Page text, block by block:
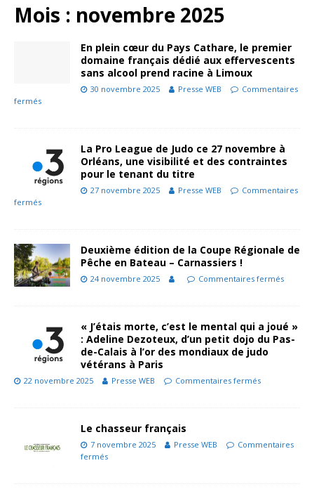
Mois : novembre 2025
En plein cœur du Pays Cathare, le premier
domaine français dédié aux effervescents
sans alcool prend racine à Limoux
30 novembre 2025 Presse WEB
Commentaires
fermés
La Pro League de Judo ce 27 novembre à
Orléans, une visibilité et des contraintes
pour le tenant du titre
27 novembre 2025 Presse WEB
Commentaires
fermés
Deuxième édition de la Coupe Régionale de
Pêche en Bateau – Carnassiers !
24 novembre 2025 Commentaires fermés
« J’étais morte, c’est le mental qui a joué »
: Adeline Dezoteux, d’un petit dojo du Pas-
de-Calais à l’or des mondiaux de judo
vétérans à Paris
22 novembre 2025 Presse WEB Commentaires fermés
Le chasseur français
7 novembre 2025 Presse WEB
Commentaires
fermés